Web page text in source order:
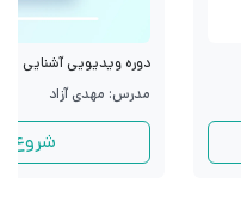
دوره ویدیویی آشنایی با
مدرس: مهدی آزاد
شروع